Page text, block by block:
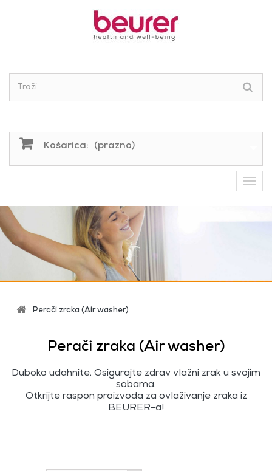
Košarica: (prazno)
Perači zraka (Air washer)
Perači zraka (Air washer)
Duboko udahnite. Osigurajte zdrav vlažni zrak u svojim
sobama.
Otkrijte raspon proizvoda za ovlaživanje zraka iz
BEURER-a!